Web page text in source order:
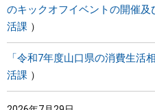
のキックオフイベントの開催及
活課
「令和7年度山口県の消費生活
活課